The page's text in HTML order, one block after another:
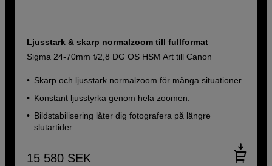
Ljusstark & skarp normalzoom till fullformat
Sigma 24-70mm f/2,8 DG OS HSM Art till Canon
Skarp och ljusstark normalzoom för många situationer.
Konstant ljusstyrka genom hela zoomen.
Bildstabilisering låter dig fotografera på längre
slutartider.
15 580 SEK